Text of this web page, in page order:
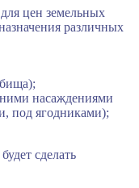
цен земельных
различных
насаждениями
под ягодниками);
сделать